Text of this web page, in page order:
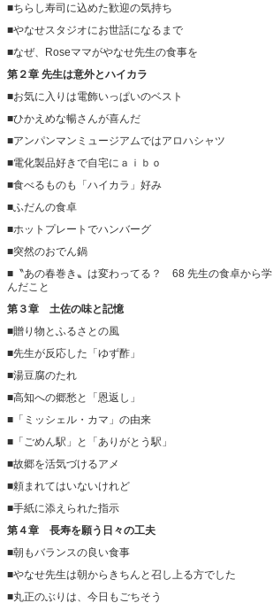
■ちらし寿司に込めた歓迎の気持ち
■やなせスタジオにお世話になるまで
■なぜ、Roseママがやなせ先生の食事を
第２章 先生は意外とハイカラ
■お気に入りは電飾いっぱいのベスト
■ひかえめな暢さんが喜んだ
■アンパンマンミュージアムではアロハシャツ
■電化製品好きで自宅にａｉｂｏ
■食べるものも「ハイカラ」好み
■ふだんの食卓
■ホットプレートでハンバーグ
■突然のおでん鍋
■〝あの春巻き〟は変わってる？ 68 先生の食卓から学
んだこと
第３章 土佐の味と記憶
■贈り物とふるさとの風
■先生が反応した「ゆず酢」
■湯豆腐のたれ
■高知への郷愁と「恩返し」
■「ミッシェル・カマ」の由来
■「ごめん駅」と「ありがとう駅」
■故郷を活気づけるアメ
■頼まれてはいないけれど
■手紙に添えられた指示
第４章 長寿を願う日々の工夫
■朝もバランスの良い食事
■やなせ先生は朝からきちんと召し上る方でした
■丸正のぶりは、今日もごちそう